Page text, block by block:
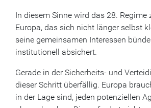
In diesem Sinne wird das 28. Regime
Europa, das sich nicht länger selbst
seine gemeinsamen Interessen
institutionell absichert.
Gerade in der Sicherheits- und
dieser Schritt überfällig. Europa
in der Lage sind, jeden potenziellen